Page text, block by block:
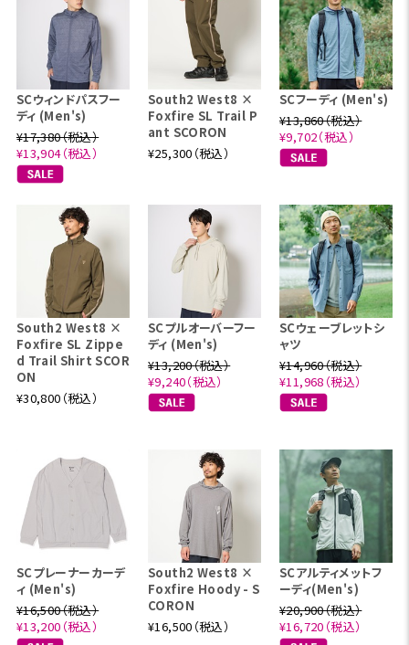
SCウィンドパスフー
ディ (Men's)
¥17,380（税込）
¥13,904（税込）
South2 West8 ×
Foxfire SL Trail P
ant SCORON
¥25,300（税込）
SCフーディ (Men's)
¥13,860（税込）
¥9,702（税込）
South2 West8 ×
Foxfire SL Zippe
d Trail Shirt SCOR
ON
¥30,800（税込）
SCプルオーバーフー
ディ (Men's)
¥13,200（税込）
¥9,240（税込）
SCウェーブレットシ
ャツ
¥14,960（税込）
¥11,968（税込）
SCプレーナーカーデ
ィ (Men's)
¥16,500（税込）
¥13,200（税込）
South2 West8 ×
Foxfire Hoody - S
CORON
¥16,500（税込）
SCアルティメットフ
ーディ(Men's)
¥20,900（税込）
¥16,720（税込）